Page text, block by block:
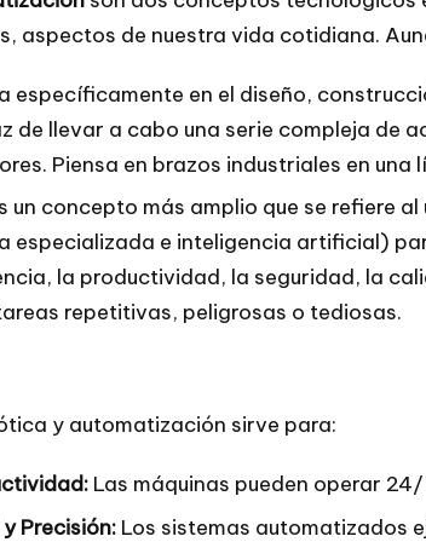
aspectos de nuestra vida cotidiana.
específicamente en el diseño,
de llevar a cabo una serie compleja de
Piensa en brazos industriales en
un concepto más amplio que se refiere
especializada e inteligencia artificial)
la productividad, la seguridad, la
repetitivas, peligrosas o tediosas.
y automatización sirve para:
Las máquinas pueden operar
Precisión: Los sistemas automatizados